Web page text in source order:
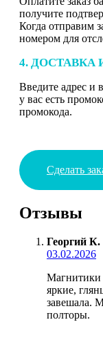
получите
Когда отправим
номером для
4. ДОСТАВКА
Введите адрес и
у вас есть
промокода.
Сделать
Отзывы
Георгий К.
03.02.2026
Магнитики
яркие,
завешала.
полторы.